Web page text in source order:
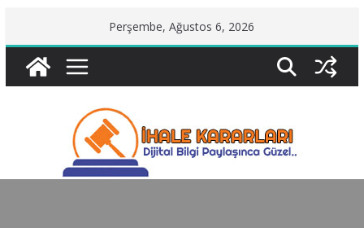
to
content
Perşembe, Ağustos 6, 2026